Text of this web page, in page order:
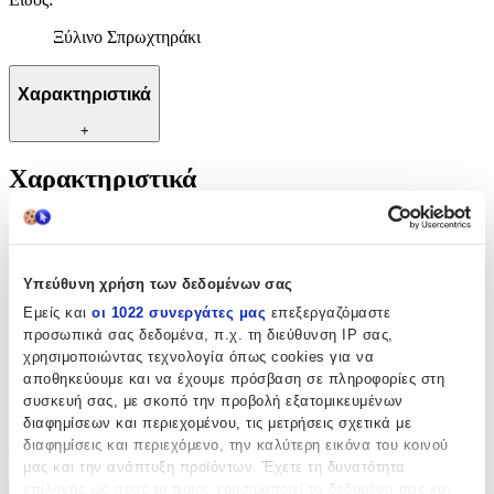
Υπεύθυνη χρήση των δεδομένων σας
Εμείς και οι 1022 συνεργάτες μας επεξεργαζόμαστε
προσωπικά σας δεδομένα, π.χ. τη διεύθυνση IP σας,
χρησιμοποιώντας τεχνολογία όπως cookies για να
αποθηκεύουμε και να έχουμε πρόσβαση σε πληροφορίες στη
συσκευή σας, με σκοπό την προβολή εξατομικευμένων
διαφημίσεων και περιεχομένου, τις μετρήσεις σχετικά με
διαφημίσεις και περιεχόμενο, την καλύτερη εικόνα του κοινού
μας και την ανάπτυξη προϊόντων. Έχετε τη δυνατότητα
Ξύλινο Σπρωχτηράκι
Χαρακτηριστικά
+
Χαρακτηριστικά
Κατασκευαστής
Ξύλινο Σπρωχτηράκι
Αξιολογήσεις
Προς το παρόν δεν υπάρχουν άλλες αξιολογήσεις. Όταν
προστεθούν, θα εμφανιστούν εδώ.